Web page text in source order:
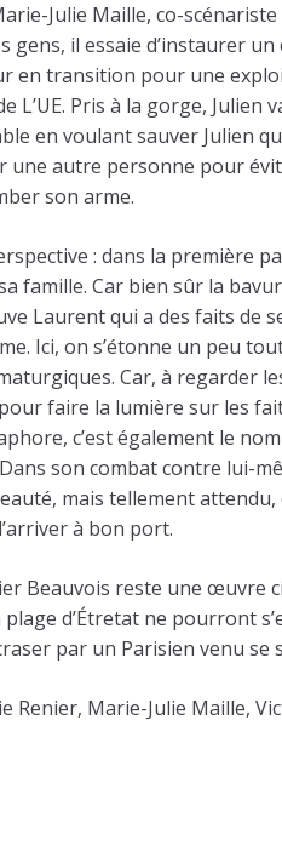
Julie Maille, co-
gens, il essaie d’instaurer
en transition pour une
L’UE. Pris à la gorge,
en voulant sauver Julien
une autre personne pour
son arme.
: dans la première
famille. Car bien sûr la
Laurent qui a des faits
Ici, on s’étonne un peu
Car, à regarder
faire la lumière sur les
c’est également le
son combat contre lui-
mais tellement
à bon port.
Beauvois reste une œuvre
d’Étretat ne pourront
par un Parisien venu se
Renier, Marie-Julie Maille,